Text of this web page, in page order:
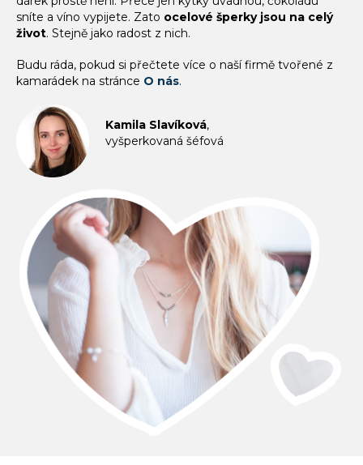
sníte a víno vypijete. Zato ocelové šperky jsou na celý
život. Stejně jako radost z nich.
Budu ráda, pokud si přečtete více o naší firmě tvořené z
kamarádek na stránce O nás.
Kamila Slavíková,
vyšperkovaná šéfová